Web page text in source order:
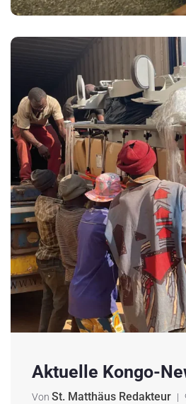
Aktuelle Kongo-
Von St. Matthäus Redakteur |